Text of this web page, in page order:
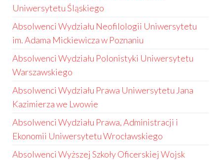
Uniwersytetu Śląskiego
Absolwenci Wydziału Neofilologii Uniwersytetu
im. Adama Mickiewicza w Poznaniu
Absolwenci Wydziału Polonistyki Uniwersytetu
Warszawskiego
Absolwenci Wydziału Prawa Uniwersytetu Jana
Kazimierza we Lwowie
Absolwenci Wydziału Prawa, Administracji i
Ekonomii Uniwersytetu Wrocławskiego
Absolwenci Wyższej Szkoły Oficerskiej Wojsk